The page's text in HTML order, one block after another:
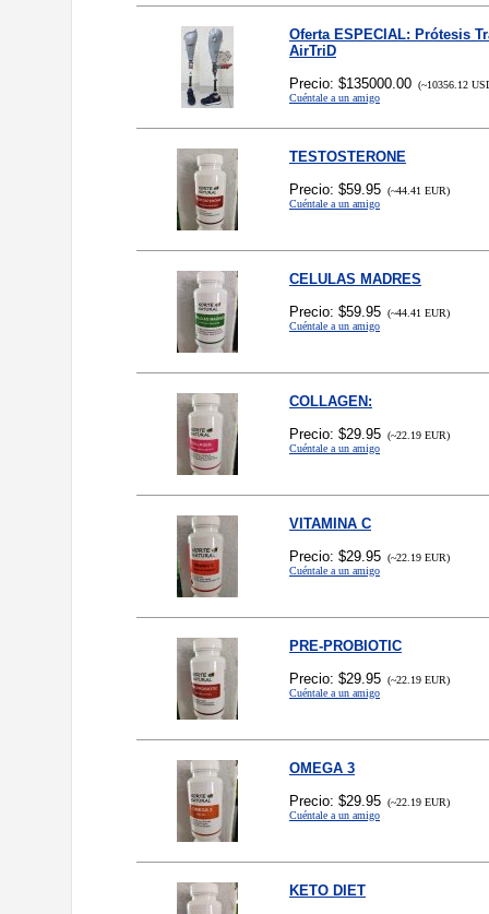
Oferta ESPECIAL: Prótesis
AirTriD
Precio: $135000.00 (~10356.12
Cuéntale a un amigo
TESTOSTERONE
Precio: $59.95 (~44.41 EUR)
Cuéntale a un amigo
CELULAS MADRES
Precio: $59.95 (~44.41 EUR)
Cuéntale a un amigo
COLLAGEN:
Precio: $29.95 (~22.19 EUR)
Cuéntale a un amigo
VITAMINA C
Precio: $29.95 (~22.19 EUR)
Cuéntale a un amigo
PRE-PROBIOTIC
Precio: $29.95 (~22.19 EUR)
Cuéntale a un amigo
OMEGA 3
Precio: $29.95 (~22.19 EUR)
Cuéntale a un amigo
KETO DIET